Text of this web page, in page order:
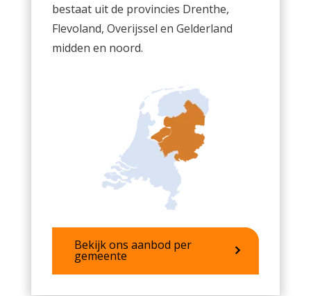
bestaat uit de provincies Drenthe,
Flevoland, Overijssel en Gelderland
midden en noord.
Bekijk ons aanbod per
gemeente